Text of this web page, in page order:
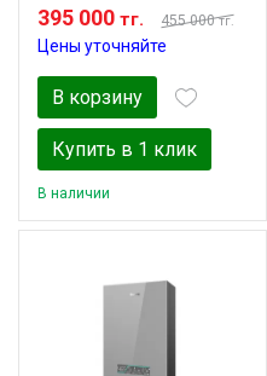
395 000 тг. 455 000тг.
Цены уточняйте
В корзину
Купить в 1 клик
В наличии